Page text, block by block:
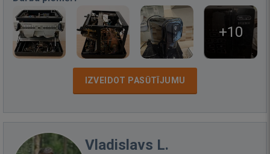
+10
IZVEIDOT PASŪTĪJUMU
Vladislavs L.